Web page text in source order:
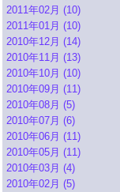
2011年02月 (10)
2011年01月 (10)
2010年12月 (14)
2010年11月 (13)
2010年10月 (10)
2010年09月 (11)
2010年08月 (5)
2010年07月 (6)
2010年06月 (11)
2010年05月 (11)
2010年03月 (4)
2010年02月 (5)